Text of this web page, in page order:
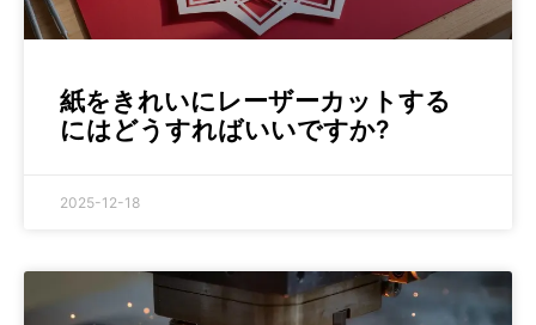
紙をきれいにレーザーカットする
にはどうすればいいですか?
2025-12-18